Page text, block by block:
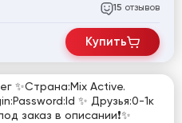
15 отзывов
Купить
✨Страна:Mix Active.
✨ Друзья:0-1к
заказ в описании❗️✨